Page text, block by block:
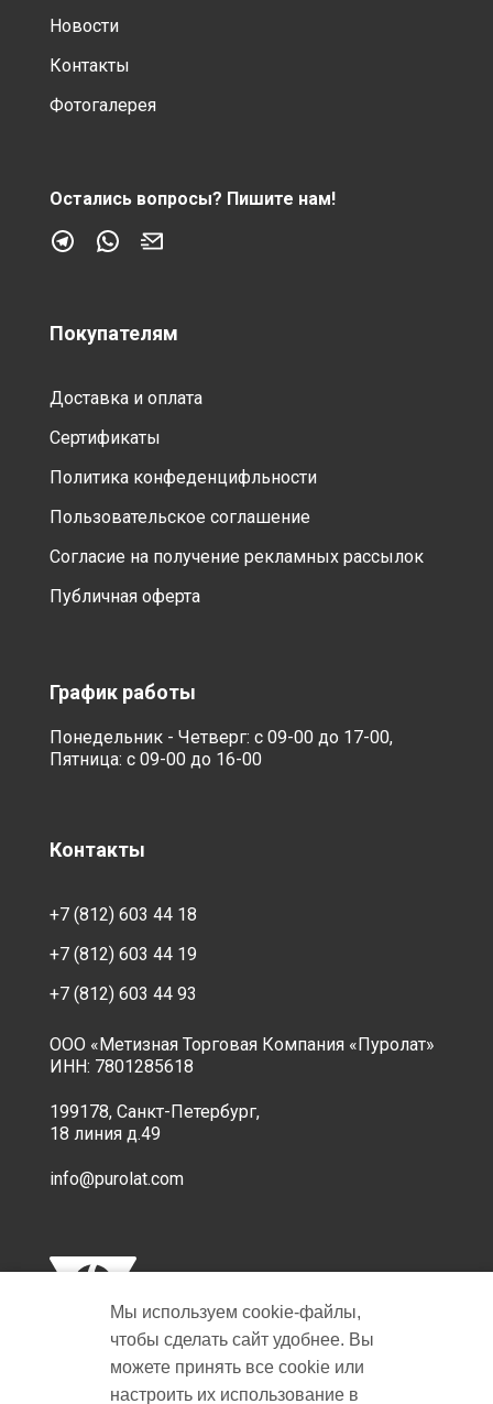
Новости
Контакты
Фотогалерея
Остались вопросы? Пишите нам!
Покупателям
Доставка и оплата
Сертификаты
Политика конфеденцифльности
Пользовательское соглашение
Согласие на получение рекламных рассылок
Публичная оферта
График работы
Понедельник - Четверг: с 09-00 до 17-00,
Пятница: с 09-00 до 16-00
Контакты
+7 (812) 603 44 18
+7 (812) 603 44 19
+7 (812) 603 44 93
ООО «Метизная Торговая Компания «Пуролат»
ИНН: 7801285618
199178, Санкт-Петербург,
18 линия д.49
info@purolat.com
Мы используем cookie‑файлы,
чтобы сделать сайт удобнее. Вы
можете принять все cookie или
настроить их использование в